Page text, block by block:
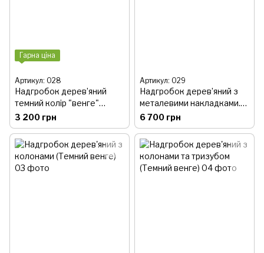
Гарна ціна
Артикул: 028
Надгробок дерев’яний
темний колір "венге"
180х75х35см (Без
тризуба)
3 200 грн
Артикул: 029
Надгробок дерев’яний з
металевими накладками.
186×70×30см колір венге/
горіх
6 700 грн